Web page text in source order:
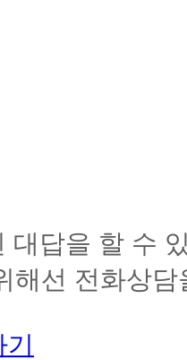
대답을 할 수
해선 전화상